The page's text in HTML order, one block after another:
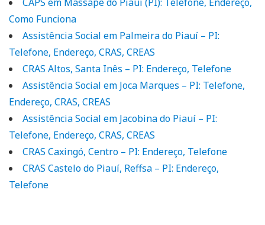
Como Funciona
Assistência Social em Palmeira do Piauí – PI:
Telefone, Endereço, CRAS, CREAS
CRAS Altos, Santa Inês – PI: Endereço, Telefone
Assistência Social em Joca Marques – PI: Telefone,
Endereço, CRAS, CREAS
Assistência Social em Jacobina do Piauí – PI:
Telefone, Endereço, CRAS, CREAS
CRAS Caxingó, Centro – PI: Endereço, Telefone
CRAS Castelo do Piauí, Reffsa – PI: Endereço,
Telefone